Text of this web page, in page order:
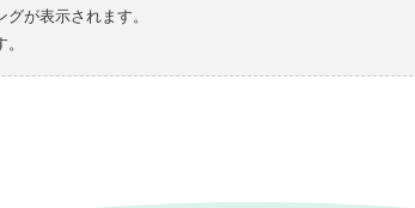
が表示されます。